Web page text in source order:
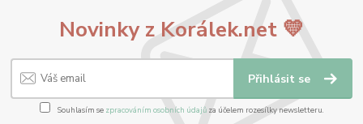
Novinky z Korálek.net 💛
Přihlásit se
Souhlasím se zpracováním osobních údajůza účelem rozesílky newsletteru.